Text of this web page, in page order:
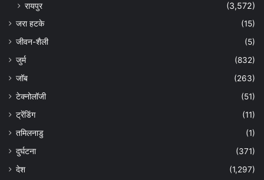
रायपुर
(3,572)
जरा हटके
(15)
जीवन-शैली
(5)
जुर्म
(832)
जॉब
(263)
टेक्नोलॉजी
(51)
ट्रेंडिंग
(11)
तमिलनाडु
(1)
दुर्घटना
(371)
देश
(1,297)